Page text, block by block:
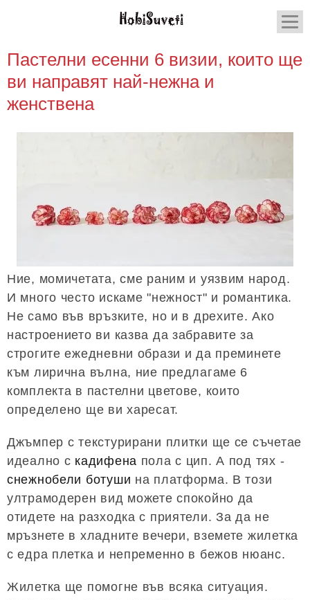
Пастелни есенни 6 визии, които ще
ви направят най-нежна и
женствена
Ние, момичетата, сме раним и уязвим народ.
И много често искаме "нежност" и романтика.
Не само във връзките, но и в дрехите. Ако
настроението ви казва да забравите за
строгите ежедневни образи и да преминете
към лирична вълна, ние предлагаме 6
комплекта в пастелни цветове, които
определено ще ви харесат.
Джъмпер с текстурирани плитки ще се съчетае
идеално с кадифена пола с цип. А под тях -
снежнобели ботуши на платформа. В този
ултрамодерен вид можете спокойно да
отидете на разходка с приятели. За да не
мръзнете в хладните вечери, вземете жилетка
с едра плетка и непременно в бежов нюанс.
Жилетка ще помогне във всяка ситуация.